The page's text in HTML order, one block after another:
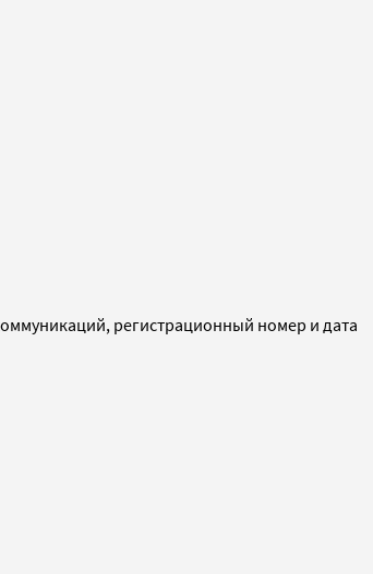
регистрационный номер и дата